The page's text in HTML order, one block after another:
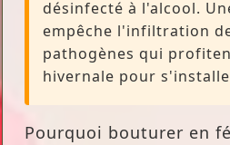
désinfecté à l'alcool.
empêche l'infiltration
pathogènes qui
hivernale pour
Pourquoi bouturer en